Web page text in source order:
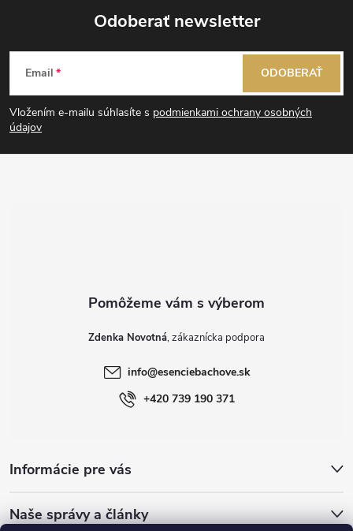
Z
á
p
Odoberať newsletter
Email
Vložením e-mailu súhlasíte s podmienkami ochrany osobných
údajov
ODOBERAŤ
Informácie pre vás
Naše správy a články
Zdenka Novotná
info@esenciebachove.sk
+420 739 190 371